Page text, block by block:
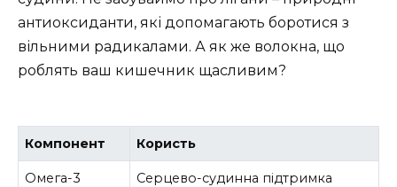
антиоксиданти, які допомагають боротися з
вільними радикалами. А як же волокна, що
роблять ваш кишечник щасливим?
Компонент Користь
Омега-3 Серцево-судинна підтримка